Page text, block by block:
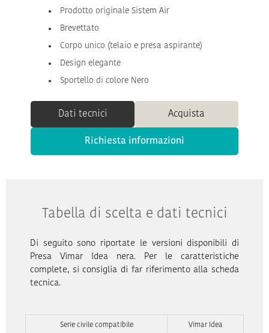
Prodotto originale Sistem Air
Brevettato
Corpo unico (telaio e presa aspirante)
Design elegante
Sportello di colore Nero
Dati tecnici Acquista
Richiesta informazioni
Tabella di scelta e dati tecnici
Di seguito sono riportate le versioni disponibili di
Presa Vimar Idea nera. Per le caratteristiche
complete, si consiglia di far riferimento alla scheda
tecnica.
Serie civile compatibile Vimar Idea